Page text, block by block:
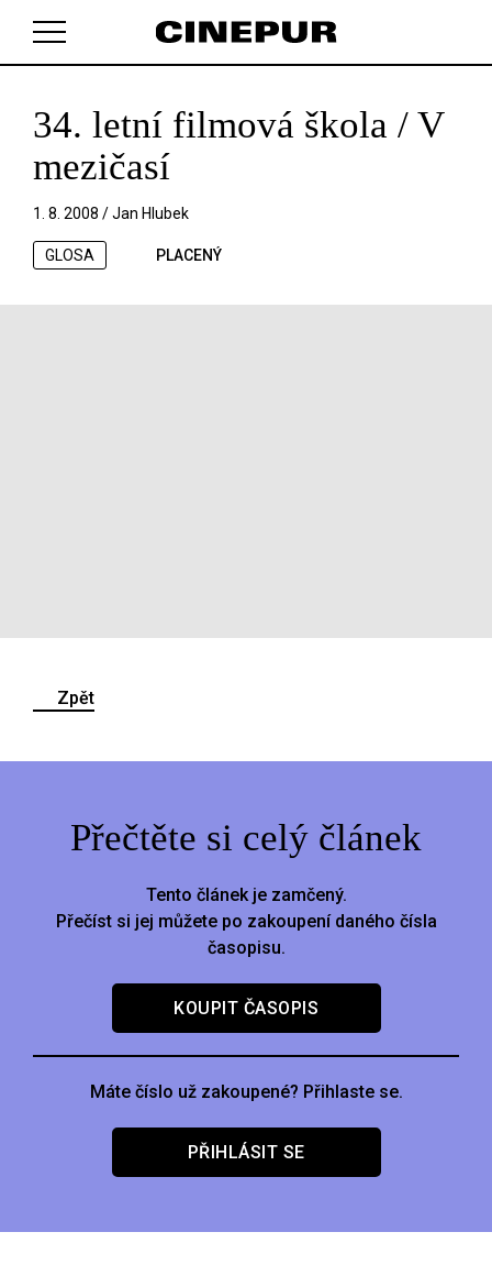
V košíku zatím nemáte žádné položky.
34. letní filmová škola / V
mezičasí
1. 8. 2008 /Jan Hlubek
GLOSA PLACENÝ
Zpět
Přečtěte si celý článek
Tento článek je zamčený.
Přečíst si jej můžete po zakoupení daného čísla
časopisu.
KOUPIT ČASOPIS
Máte číslo už zakoupené? Přihlaste se.
PŘIHLÁSIT SE